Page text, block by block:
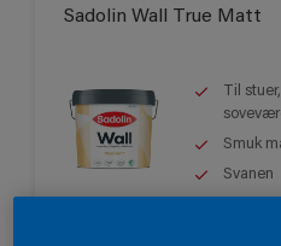
Sadolin Wall True Matt
Til
Smuk
Svanen